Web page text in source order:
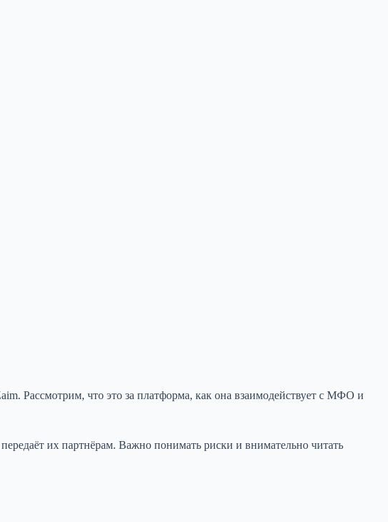
Рассмотрим, что это за платформа, как она взаимодействует с МФО и
их партнёрам. Важно понимать риски и внимательно читать